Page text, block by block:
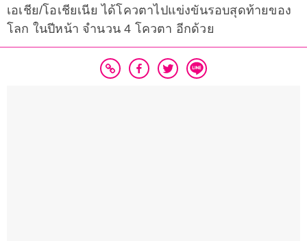
เอเชีย/โอเชียเนีย ได้โควตาไปแข่งขันรอบสุดท้ายของ
โลก ในปีหน้า จำนวน 4 โควตา อีกด้วย